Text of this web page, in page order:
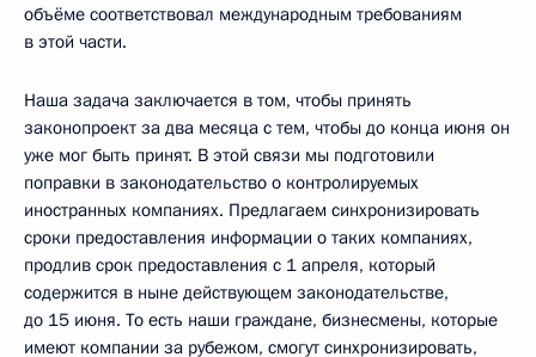
объёме соответствовал международным требованиям
в этой части.
Наша задача заключается в том, чтобы принять
законопроект за два месяца с тем, чтобы до конца июня он
уже мог быть принят. В этой связи мы подготовили
поправки в законодательство о контролируемых
иностранных компаниях. Предлагаем синхронизировать
сроки предоставления информации о таких компаниях,
продлив срок предоставления с 1 апреля, который
содержится в ныне действующем законодательстве,
до 15 июня. То есть наши граждане, бизнесмены, которые
имеют компании за рубежом, смогут синхронизировать,